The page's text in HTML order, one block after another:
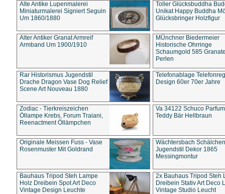
Alte Antike Lupenmalerei
Miniaturmalerei Signiert Seguin
Um 1860/1880
Toller Glücksbuddha
Unikat Happy Buddha
Glücksbringer Holzfigur
Alter Antiker Granat Armreif
Armband Um 1900/1910
MÜnchner Biedermeier
Historische Ohrringe
Schaumgold 585
Perlen
Rar Historismus Jugendstil
Drache Dragon Vase Dog Relief
Scene Art Nouveau 1880
Telefonablage
Design 60er 70er Jahre
Zodiac - Tierkreiszeichen
Öllampe Krebs, Forum Traiani,
Reenactment Öllämpchen
Va 34122 Schuco
Teddy Bär Hellbraun
Originale Meissen Fuss - Vase
Rosenmuster Mit Goldrand
Wächtersbach Schälchen
Jugendstil Dekor 1865
Messingmontur
Bauhaus Tripod Steh Lampe
Holz Dreibein Spot Art Deco
Vintage Design Leuchte
2x Bauhaus Tripod Steh
Dreibein Stativ Art Deco
Vintage Studio Leucht